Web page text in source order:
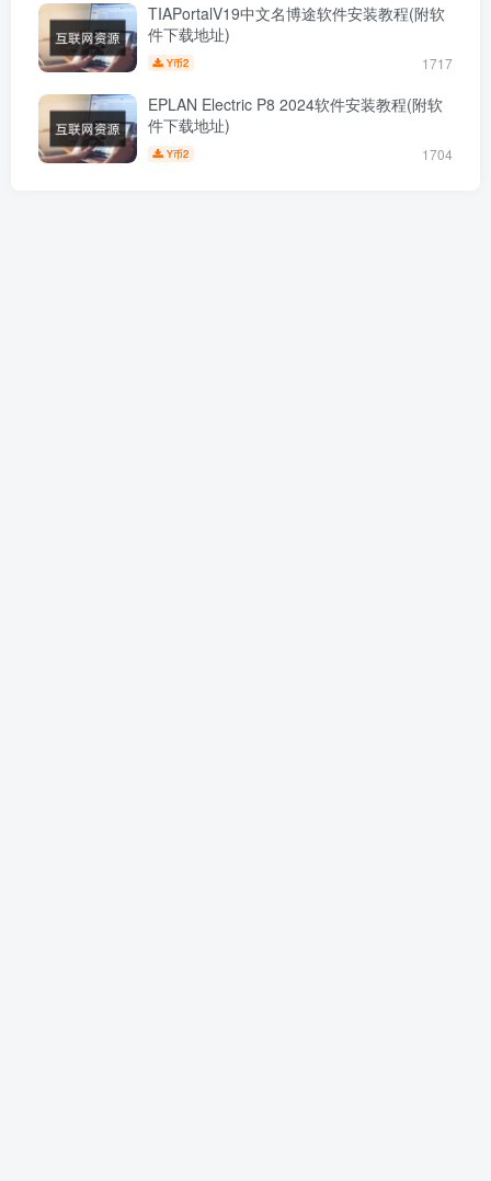
TIAPortalV19中文名博途软件安装教程(附软
件下载地址)
Y币2 1717
EPLAN Electric P8 2024软件安装教程(附软
件下载地址)
Y币2 1704